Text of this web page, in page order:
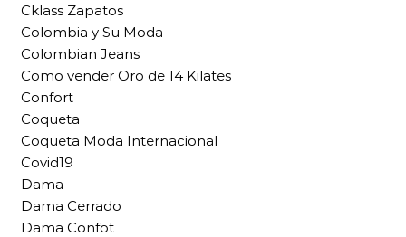
Cklass Zapatos
Colombia y Su Moda
Colombian Jeans
Como vender Oro de 14 Kilates
Confort
Coqueta
Coqueta Moda Internacional
Covid19
Dama
Dama Cerrado
Dama Confot